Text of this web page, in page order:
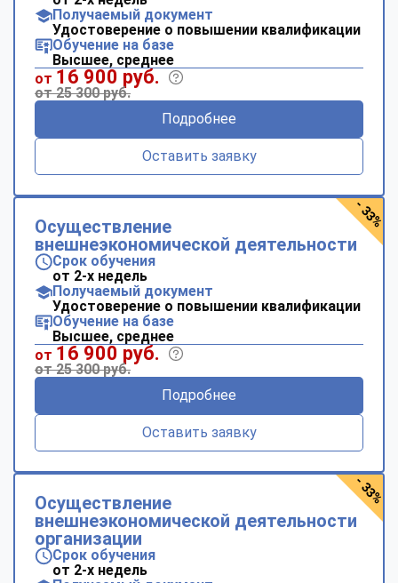
Получаемый документ
Удостоверение о повышении квалификации
Обучение на базе
Высшее, среднее
от 16 900 руб.
от 25 300 руб.
Подробнее
Оставить заявку
Осуществление
внешнеэкономической деятельности
Срок обучения
от 2-х недель
Получаемый документ
Удостоверение о повышении квалификации
Обучение на базе
Высшее, среднее
от 16 900 руб.
от 25 300 руб.
Подробнее
Оставить заявку
- 33%
Осуществление
внешнеэкономической деятельности
организации
Срок обучения
от 2-х недель
- 33%